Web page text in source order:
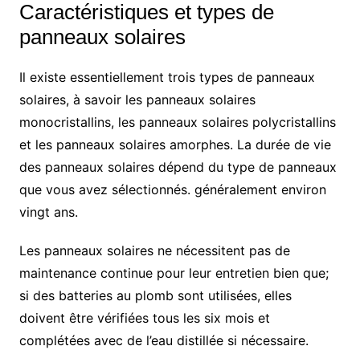
Caractéristiques et types de
panneaux solaires
Il existe essentiellement trois types de panneaux
solaires, à savoir les panneaux solaires
monocristallins, les panneaux solaires polycristallins
et les panneaux solaires amorphes. La durée de vie
des panneaux solaires dépend du type de panneaux
que vous avez sélectionnés. généralement environ
vingt ans.
Les panneaux solaires ne nécessitent pas de
maintenance continue pour leur entretien bien que;
si des batteries au plomb sont utilisées, elles
doivent être vérifiées tous les six mois et
complétées avec de l’eau distillée si nécessaire.